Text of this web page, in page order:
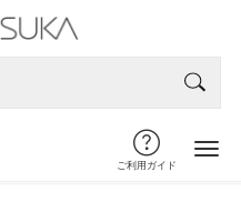
ご利用ガイド